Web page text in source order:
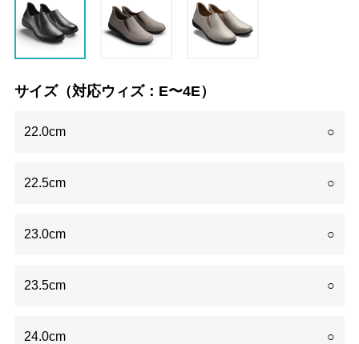
サイズ（対応ウィズ：E〜4E）
22.0cm ○
22.5cm ○
23.0cm ○
23.5cm ○
24.0cm ○